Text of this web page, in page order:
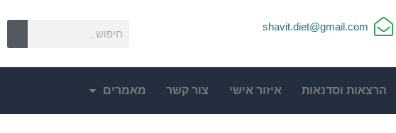
shavit.diet@gmail.com
הרצאות וסדנאות איזור אישי צור קשר מאמרים